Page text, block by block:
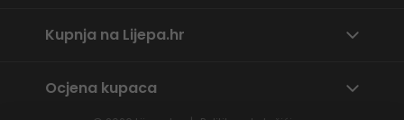
Kupnja na Lijepa.hr
Ocjena kupaca